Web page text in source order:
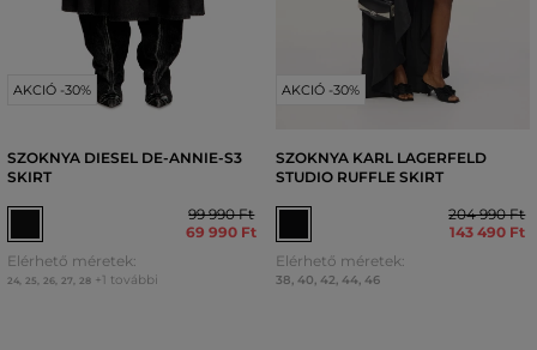
AKCIÓ -30%
SZOKNYA DIESEL DE-ANNIE-S3
SKIRT
99 990 Ft
69 990 Ft
Elérhető méretek:
24, 25 26, 27 28 +1 további
AKCIÓ -30%
SZOKNYA KARL LAGERFELD
STUDIO RUFFLE SKIRT
204 990 Ft
143 490 Ft
Elérhető méretek:
38, 40, 42, 44, 46